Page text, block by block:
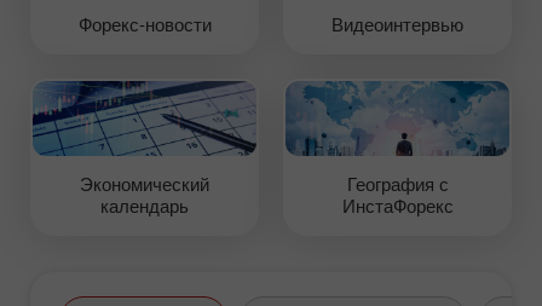
Форекс-новости Видеоинтервью
Экономический
календарь
География с
ИнстаФорекс